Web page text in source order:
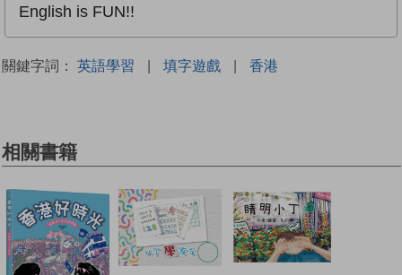
English is FUN!!
關鍵字詞： 英語學習 | 填字遊戲 | 香港
相關書籍